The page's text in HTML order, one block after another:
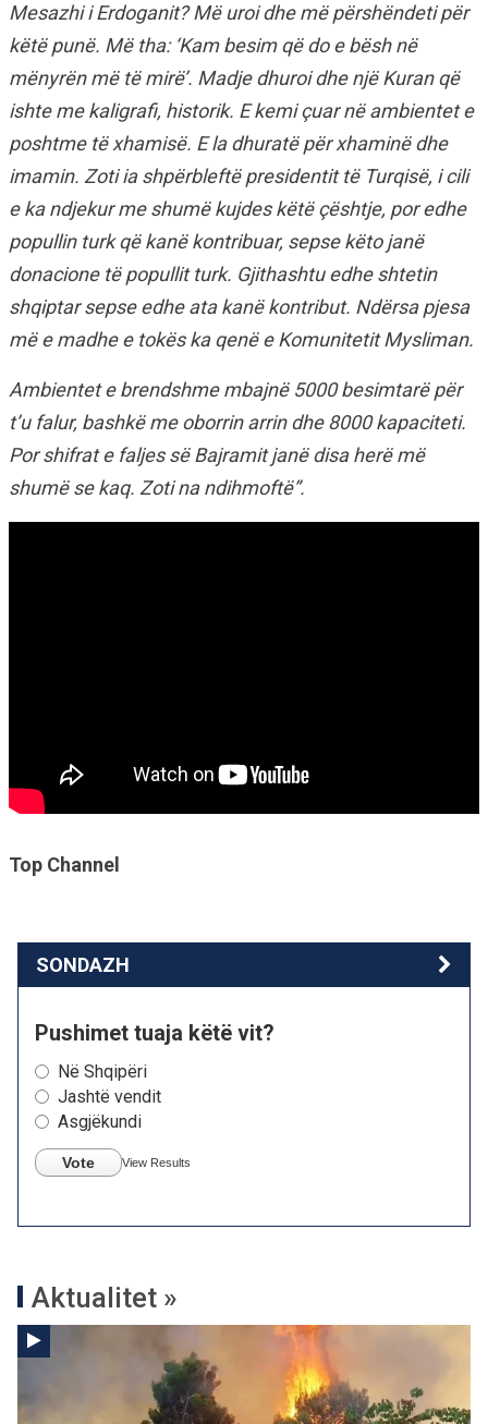
Mesazhi i Erdoganit? Më uroi dhe më përshëndeti për
këtë punë. Më tha: ‘Kam besim që do e bësh në
mënyrën më të mirë’. Madje dhuroi dhe një Kuran që
ishte me kaligrafi, historik. E kemi çuar në ambientet e
poshtme të xhamisë. E la dhuratë për xhaminë dhe
imamin. Zoti ia shpërbleftë presidentit të Turqisë, i cili
e ka ndjekur me shumë kujdes këtë çështje, por edhe
popullin turk që kanë kontribuar, sepse këto janë
donacione të popullit turk. Gjithashtu edhe shtetin
shqiptar sepse edhe ata kanë kontribut. Ndërsa pjesa
më e madhe e tokës ka qenë e Komunitetit Mysliman.
Ambientet e brendshme mbajnë 5000 besimtarë për
t’u falur, bashkë me oborrin arrin dhe 8000 kapaciteti.
Por shifrat e faljes së Bajramit janë disa herë më
shumë se kaq. Zoti na ndihmoftë”.
Top Channel
SONDAZH
Pushimet tuaja këtë vit?
Në Shqipëri
Jashtë vendit
Asgjëkundi
Vote View Results
Aktualitet »